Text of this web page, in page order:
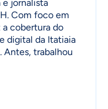
e jornalista
Com foco em
cobertura do
digital da Itatiaia
Antes, trabalhou